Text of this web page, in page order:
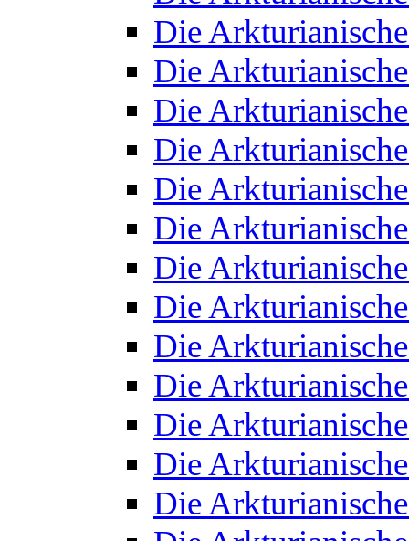
Die
Die
Die
Die
Die
Die
Die
Die
Die
Die
Die
Die
Die